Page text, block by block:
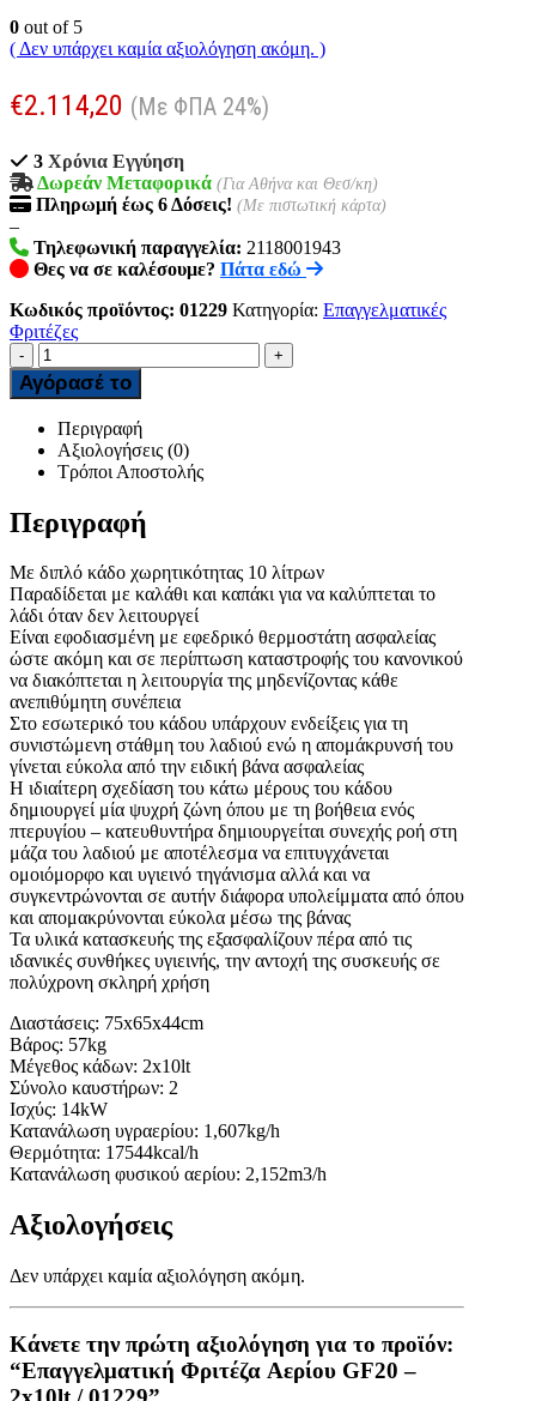
0 out of 5
( Δεν υπάρχει καμία αξιολόγηση ακόμη. )
€2.114,20 (Με ΦΠΑ 24%)
3 Χρόνια Εγγύηση
Δωρεάν Μεταφορικά (Για Αθήνα και Θεσ/κη)
Πληρωμή έως 6Δόσεις! (Με πιστωτική κάρτα)
–
Τηλεφωνική παραγγελία: 2118001943
Θες να σε καλέσουμε? Πάτα εδώ
Κωδικός προϊόντος: 01229 Κατηγορία: Επαγγελματικές
Φριτέζες
- +
Αγόρασέ το
Περιγραφή
Αξιολογήσεις (0)
Τρόποι Αποστολής
Περιγραφή
Με διπλό κάδο χωρητικότητας 10 λίτρων
Παραδίδεται με καλάθι και καπάκι για να καλύπτεται το
λάδι όταν δεν λειτουργεί
Είναι εφοδιασμένη με εφεδρικό θερμοστάτη ασφαλείας
ώστε ακόμη και σε περίπτωση καταστροφής του κανονικού
να διακόπτεται η λειτουργία της μηδενίζοντας κάθε
ανεπιθύμητη συνέπεια
Στο εσωτερικό του κάδου υπάρχουν ενδείξεις για τη
συνιστώμενη στάθμη του λαδιού ενώ η απομάκρυνσή του
γίνεται εύκολα από την ειδική βάνα ασφαλείας
Η ιδιαίτερη σχεδίαση του κάτω μέρους του κάδου
δημιουργεί μία ψυχρή ζώνη όπου με τη βοήθεια ενός
πτερυγίου – κατευθυντήρα δημιουργείται συνεχής ροή στη
μάζα του λαδιού με αποτέλεσμα να επιτυγχάνεται
ομοιόμορφο και υγιεινό τηγάνισμα αλλά και να
συγκεντρώνονται σε αυτήν διάφορα υπολείμματα από όπου
και απομακρύνονται εύκολα μέσω της βάνας
Τα υλικά κατασκευής της εξασφαλίζουν πέρα από τις
ιδανικές συνθήκες υγιεινής, την αντοχή της συσκευής σε
πολύχρονη σκληρή χρήση
Διαστάσεις: 75x65x44cm
Βάρος: 57kg
Μέγεθος κάδων: 2x10lt
Σύνολο καυστήρων: 2
Ισχύς: 14kW
Κατανάλωση υγραερίου: 1,607kg/h
Θερμότητα: 17544kcal/h
Κατανάλωση φυσικού αερίου: 2,152m3/h
Αξιολογήσεις
Δεν υπάρχει καμία αξιολόγηση ακόμη.
Κάνετε την πρώτη αξιολόγηση για το προϊόν:
“Επαγγελματική Φριτέζα Aερίου GF20 –